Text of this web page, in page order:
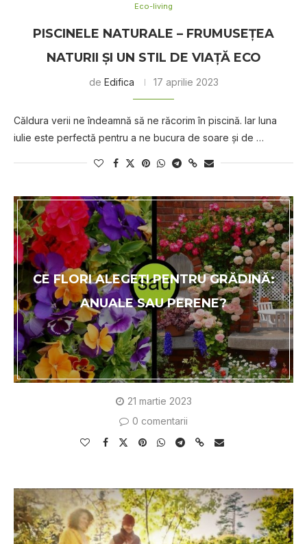
Eco-living
PISCINELE NATURALE – FRUMUSEȚEA
NATURII ȘI UN STIL DE VIAȚĂ ECO
de Edifica 17 aprilie 2023
Căldura verii ne îndeamnă să ne răcorim în piscină. Iar luna
iulie este perfectă pentru a ne bucura de soare și de …
CE FLORI ALEGEȚI PENTRU GRĂDINĂ:
ANUALE SAU PERENE?
21 martie 2023
0 comentarii